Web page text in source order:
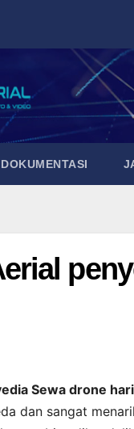
Sewa drone
dan sangat